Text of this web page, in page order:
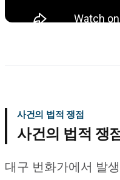
사건의 법적 쟁점
사건의 법적 쟁
대구 번화가에서 발